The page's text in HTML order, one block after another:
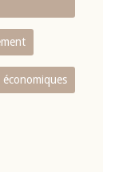
économiques